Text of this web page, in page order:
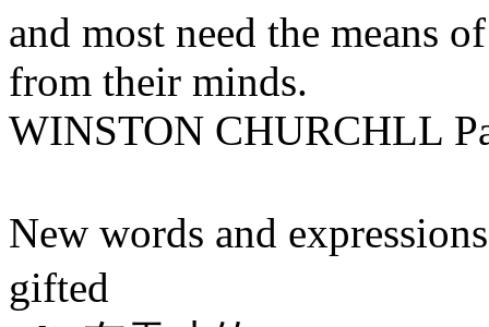
and most need the means
from their minds.
WINSTON CHURCHLL
New words and
gifted